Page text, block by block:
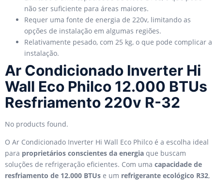
não ser suficiente para áreas maiores.
Requer uma fonte de energia de 220v, limitando as
opções de instalação em algumas regiões.
Relativamente pesado, com 25 kg, o que pode complicar a
instalação.
Ar Condicionado Inverter Hi
Wall Eco Philco 12.000 BTUs
Resfriamento 220v R-32
No products found.
O Ar Condicionado Inverter Hi Wall Eco Philco é a escolha ideal
para proprietários conscientes da energia que buscam
soluções de refrigeração eficientes. Com uma capacidade de
resfriamento de 12.000 BTUs e um refrigerante ecológico R32,